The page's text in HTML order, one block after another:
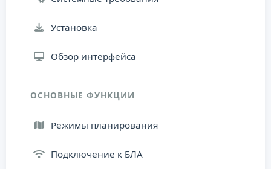
Установка
Обзор интерфейса
ОСНОВНЫЕ ФУНКЦИИ
Режимы планирования
Подключение к БЛА